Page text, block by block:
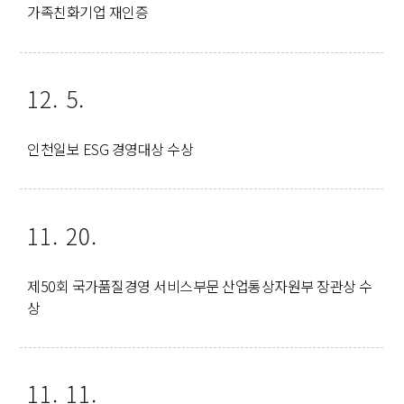
가족친화기업 재인증
12. 5.
인천일보 ESG 경영대상 수상
11. 20.
제50회 국가품질경영 서비스부문 산업통상자원부 장관상 수
상
11. 11.